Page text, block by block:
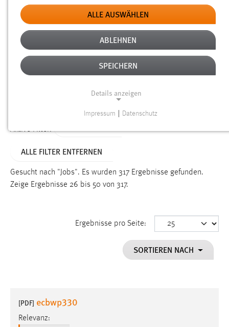
Typ
Erstellungsdatum
Alter
Aktive Filter:
ALLE FILTER ENTFERNEN
Gesucht nach "Jobs". Es wurden 317 Ergebnisse gefunden.
Zeige Ergebnisse 26 bis 50 von 317.
Ergebnisse pro Seite:
SORTIEREN NACH
[PDF] ecbwp330
Relevanz:
ALLE AUSWÄHLEN
ABLEHNEN
SPEICHERN
Details anzeigen
Funktionen und sind für die einwandfreie Funktion der
Einverständnis
cookie_consent
Dieser Cookie speichert die ausgewählten Einverständnis-
Performance
Impressum Datenschutz